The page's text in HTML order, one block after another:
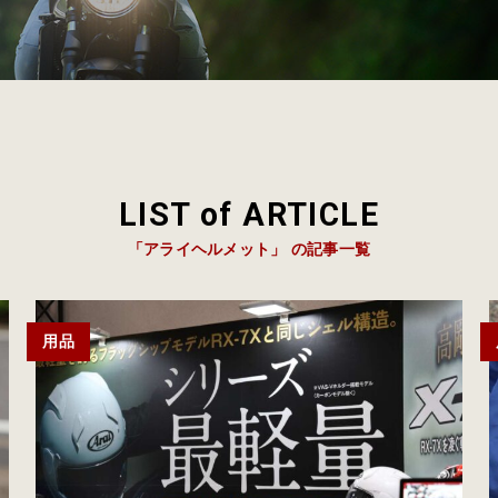
LIST of ARTICLE
「アライヘルメット」 の記事一覧
用品